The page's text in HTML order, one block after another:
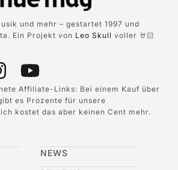
und mehr – gestartet 1997 und
Ein Projekt von Leo Skull voller 🤘🏻
Affiliate-Links: Bei einem Kauf über
es Prozente für unsere
kostet das aber keinen Cent mehr.
NEWS